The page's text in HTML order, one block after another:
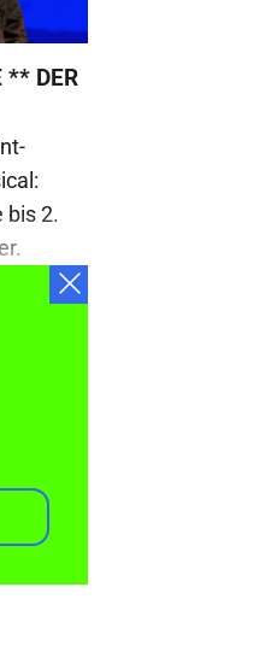
** DER
bis 2.